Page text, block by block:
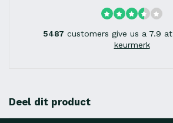
5487 customers give us a 7.9 at
keurmerk
Deel dit product